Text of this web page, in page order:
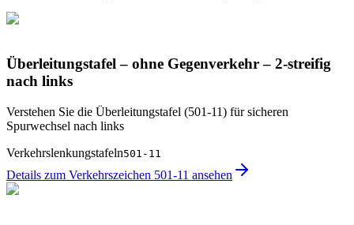
Überleitungstafel – ohne Gegenverkehr – 2-streifig
nach links
Verstehen Sie die Überleitungstafel (501-11) für sicheren
Spurwechsel nach links
Verkehrslenkungstafeln501-11
Details zum Verkehrszeichen 501-11 ansehen